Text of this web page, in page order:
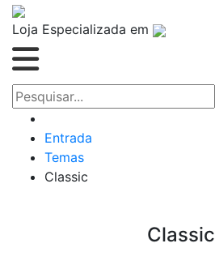
Loja Especializada em
Entrada
Temas
Classic
Classic